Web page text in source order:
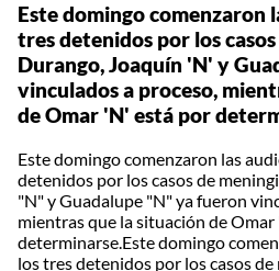
Este domingo comenzaron
tres detenidos por los
Durango, Joaquín 'N' y
vinculados a proceso,
de Omar 'N' está por
Este domingo comenzaron las
detenidos por los casos de
"N" y Guadalupe "N" ya fueron
mientras que la situación de
determinarse.Este domingo
los tres detenidos por los casos